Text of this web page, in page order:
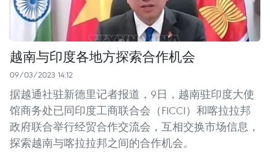
越南与印度各地方探索合作机会
09/03/2023 14:12
据越通社驻新德里记者报道，9日，越南驻印度大使
馆商务处已同印度工商联合会（FICCI）和喀拉拉邦
政府联合举行经贸合作交流会，互相交换市场信息，
探索越南与喀拉拉邦之间的合作机会。